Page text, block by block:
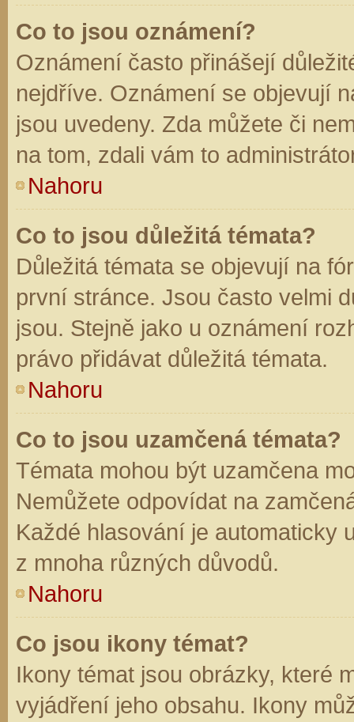
Co to jsou oznámení?
Oznámení často přinášejí
nejdříve. Oznámení se objevují
jsou uvedeny. Zda můžete či
na tom, zdali vám to
Nahoru
Co to jsou důležitá témata?
Důležitá témata se objevují na
první stránce. Jsou často velmi
jsou. Stejně jako u oznámení
právo přidávat důležitá témata.
Nahoru
Co to jsou uzamčená témata?
Témata mohou být uzamčena
Nemůžete odpovídat na
Každé hlasování je automaticky
z mnoha různých důvodů.
Nahoru
Co jsou ikony témat?
Ikony témat jsou obrázky, které
vyjádření jeho obsahu. Ikony